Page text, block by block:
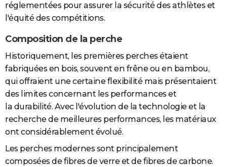
réglementées pour assurer la sécurité des athlètes et
l'équité des compétitions.
Composition de la perche
Historiquement, les premières perches étaient
fabriquées en bois, souvent en frêne ou en bambou,
qui offraient une certaine flexibilité mais présentaient
des limites concernant les performances et
la durabilité. Avec l'évolution de la technologie et la
recherche de meilleures performances, les matériaux
ont considérablement évolué.
Les perches modernes sont principalement
composées de fibres de verre et de fibres de carbone.